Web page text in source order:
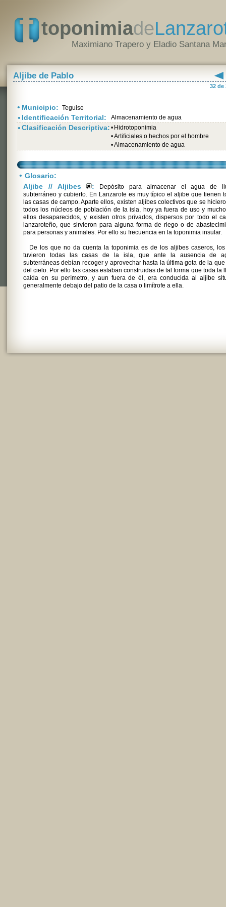
toponimiade
Maximiano Trapero y Eladio Santana
Aljibe de Pablo
32 de
• Municipio: Teguise
• Identificación Territorial: Almacenamiento de agua
•Clasificación Descriptiva: • Hidrotoponimia
•Artificiales o hechos por el hombre
•Almacenamiento de agua
• Glosario:
Aljibe // Aljibes
:
Depósito para almacenar el agua de
subterráneo y cubierto. En Lanzarote es muy típico el aljibe que tienen
las casas de campo. Aparte ellos, existen aljibes colectivos que se
todos los núcleos de población de la isla, hoy ya fuera de uso y
ellos desaparecidos, y existen otros privados, dispersos por todo el
lanzaroteño, que sirvieron para alguna forma de riego o de
para personas y animales. Por ello su frecuencia en la toponimia insular.
De los que no da cuenta la toponimia es de los aljibes caseros,
tuvieron todas las casas de la isla, que ante la ausencia de
subterráneas debían recoger y aprovechar hasta la última gota de la
del cielo. Por ello las casas estaban construidas de tal forma que toda la
caída en su perímetro, y aun fuera de él, era conducida al aljibe
generalmente debajo del patio de la casa o limítrofe a ella.